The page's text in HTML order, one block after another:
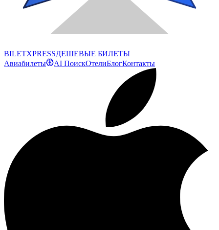
BILETXPRESSДЕШЕВЫЕ БИЛЕТЫ
Авиабилеты
AI ПоискОтелиБлогКонтакты